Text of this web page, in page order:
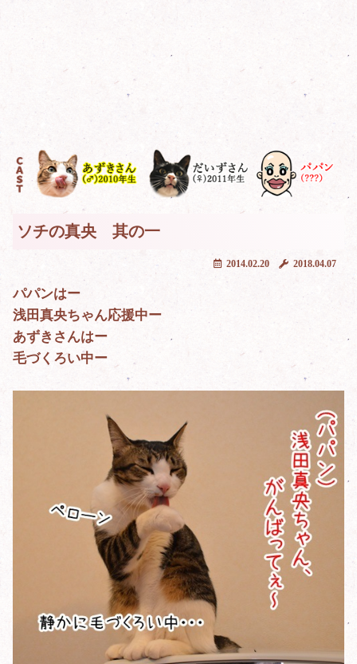
ソチの真央 其の一
2018.04.07
2014.02.20
パパンはー
浅田真央ちゃん応援中ー
あずきさんはー
毛づくろい中ー